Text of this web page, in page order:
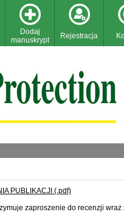
Dodaj
manuskrypt
Rejestracja
PUBLIKACJI (.pdf)
zaproszenie do recenzji